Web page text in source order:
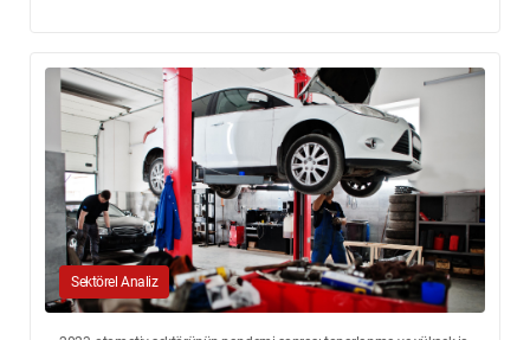
Sektörel Analiz